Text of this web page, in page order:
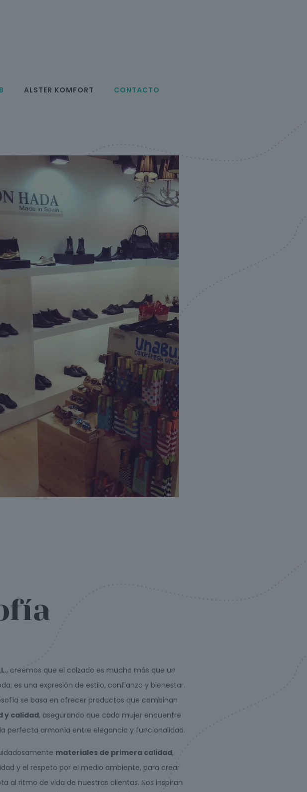
ALSTER KOMFORT CONTACTO
, creemos que el calzado es mucho más que un
es una expresión de estilo, confianza y bienestar.
se basa en ofrecer productos que combinan
y calidad, asegurando que cada mujer encuentre
perfecta armonía entre elegancia y funcionalidad.
materiales de primera calidad,
y el respeto por el medio ambiente, para crear
al ritmo de vida de nuestras clientas. Nos inspiran